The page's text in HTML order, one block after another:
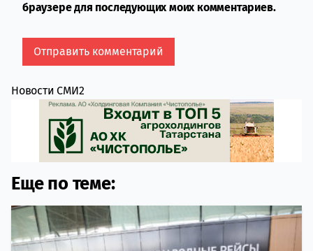
браузере для последующих моих комментариев.
Новости СМИ2
Еще по теме: